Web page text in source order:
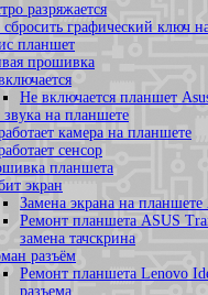
разряжается
сбросить графический ключ
планшет
прошивка
Не включается планшет
звука на планшете
камера на планшете
сенсор
планшета
экран
Замена экрана на
Ремонт планшета ASUS
замена тачскрина
разъём
Ремонт планшета Lenovo
разъема